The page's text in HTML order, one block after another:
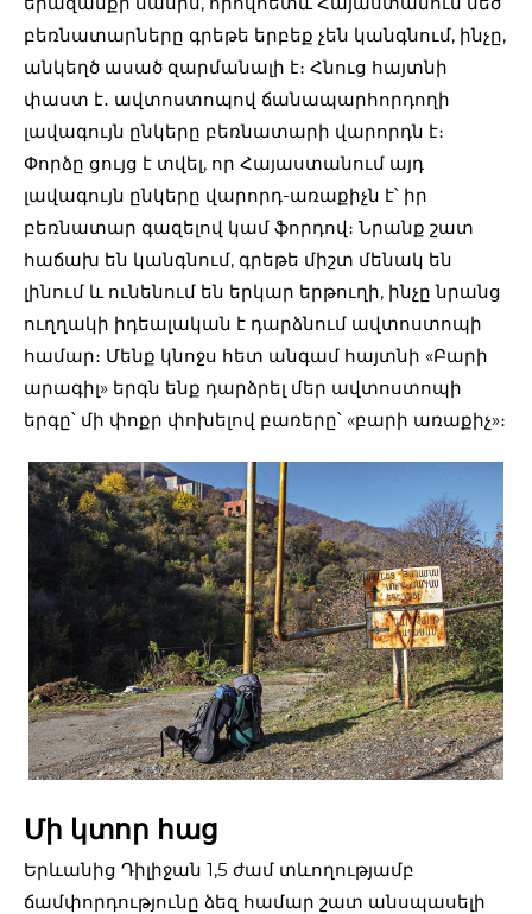
բեռնատարները գրեթե երբեք չեն կանգնում, ինչը,
անկեղծ ասած զարմանալի է։ Հնուց հայտնի
փաստ է․ ավտոստոպով ճանապարհորդողի
լավագույն ընկերը բեռնատարի վարորդն է։
Փորձը ցույց է տվել, որ Հայաստանում այդ
լավագույն ընկերը վարորդ-առաքիչն է՝ իր
բեռնատար գազելով կամ ֆորդով։ Նրանք շատ
հաճախ են կանգնում, գրեթե միշտ մենակ են
լինում և ունենում են երկար երթուղի, ինչը նրանց
ուղղակի իդեալական է դարձնում ավտոստոպի
համար։ Մենք կնոջս հետ անգամ հայտնի «Բարի
արագիլ» երգն ենք դարձրել մեր ավտոստոպի
երգը՝ մի փոքր փոխելով բառերը՝ «բարի առաքիչ»։
Մի կտոր հաց
Երևանից Դիլիջան 1,5 ժամ տևողությամբ
ճամփորդությունը ձեզ համար շատ անսպասելի